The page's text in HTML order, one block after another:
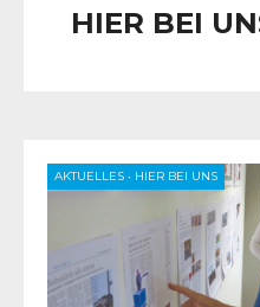
HIER BEI
AKTUELLES • HIER BEI UNS